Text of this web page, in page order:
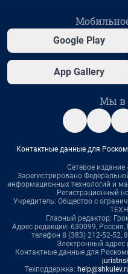
Google Play
App Gallery
Мы в
Контактные данные для
Сетевое
Зарегистрировано
информационных технологий и
Регистрационный
Учредитель: Общество с
Главный редактор:
Адрес редакции: 630099,
телефон 8 (383) 212-52-52,
Электронный адрес
Контактные данные для
Техподдержка: